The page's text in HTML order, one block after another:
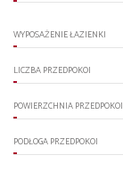
WYPOSAŻENIE ŁAZIENKI
LICZBA PRZEDPOKOI
POWIERZCHNIA PRZEDPOKOI
PODŁOGA PRZEDPOKOI